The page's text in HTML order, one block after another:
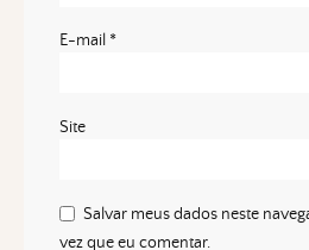
E-mail *
Site
Salvar meus dados neste
vez que eu comentar.